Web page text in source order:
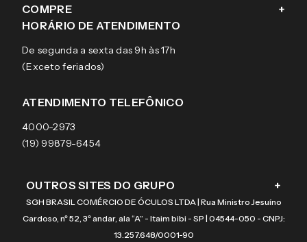
Sobre a eÓtica
Aviso de privacidade
Termos e condições de uso
Trocas e Devoluções
Pagamentos
Garantias
Ray-Ban
Tecnol
Arnette
Burberry
COMPRE +
Óculos de sol
Lentes de contato
HORÁRIO DE ATENDIMENTO
De segunda a sexta das 9h às 17h
(Exceto feriados)
ATENDIMENTO TELEFÔNICO
4000-2973
(19) 99879-6454
OUTROS SITES DO GRUPO +
SGH BRASIL COMÉRCIO DE ÓCULOS LTDA | Rua Ministro Jesuíno
Cardoso, nº 52, 3º andar, ala “A” - Itaim bibi - SP | 04544-050 - CNPJ:
13.257.648/0001-90